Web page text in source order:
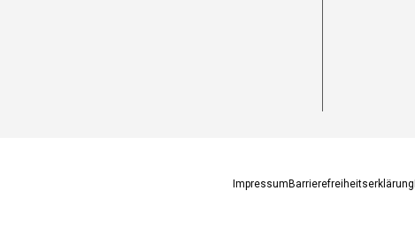
Impressum Barrierefreiheitserklärung